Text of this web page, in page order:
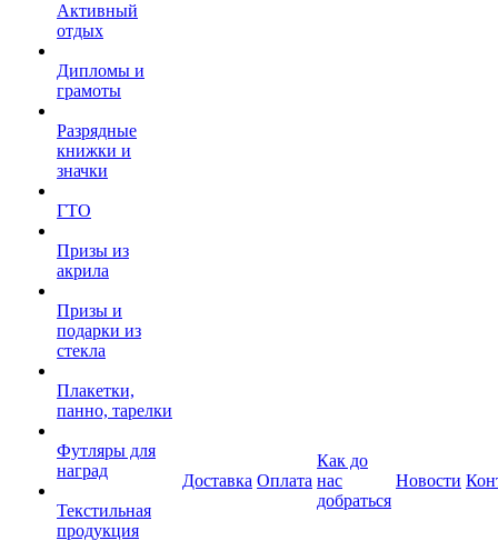
Активный
отдых
Дипломы и
грамоты
Разрядные
книжки и
значки
ГТО
Призы из
акрила
Призы и
подарки из
стекла
Плакетки,
панно, тарелки
Футляры для
наград
Текстильная
продукция
Доставка Оплата
Как до
нас
добраться
Новости